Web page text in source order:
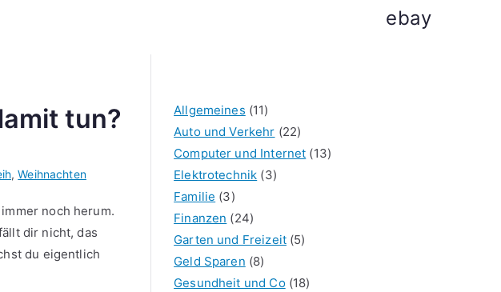
ebay
tun?
,Weihnachten
noch herum.
dir nicht, das
du eigentlich
Allgemeines (11)
Auto und Verkehr (22)
Computer und Internet (13)
Elektrotechnik (3)
Familie (3)
Finanzen (24)
Garten und Freizeit(5)
Geld Sparen (8)
Gesundheit und Co(18)